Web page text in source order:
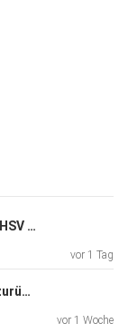
Zwei Neuzugänge? Darum will der HSV diese Stars
vor 1 Tag
Sonny Kittel kehrt nach Hamburg zurück - mit einer HSV-Überraschung
vor 1 Woche